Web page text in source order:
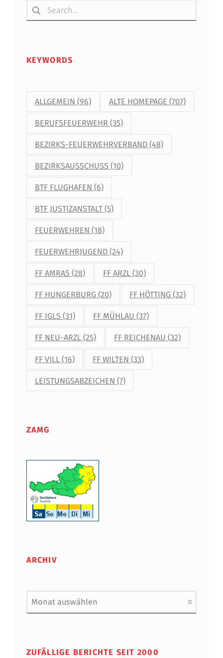
N
I
B
E
R
K
O
M
M
T
A
U
S
D
R
R
E
I
H
N
A
U
KEYWORDS
ALLGEMEIN (96) ALTE HOMEPAGE (707)
BERUFSFEUERWEHR (35)
BEZIRKS-FEUERWEHRVERBAND(48)
BEZIRKSAUSSCHUSS (10)
BTF FLUGHAFEN (6)
BTF JUSTIZANSTALT(5)
FEUERWEHREN (18)
FEUERWEHRJUGEND(24)
FF AMRAS (28) FF ARZL (30)
FF HUNGERBURG(20) FF HÖTTING (32)
FF IGLS (31) FF MÜHLAU (37)
FF NEU-ARZL(25) FF REICHENAU (32)
FF VILL(16) FF WILTEN (33)
LEISTUNGSABZEICHEN (7)
ZAMG
ARCHIV
Archiv
ZUFÄLLIGE BERICHTE SEIT 2000